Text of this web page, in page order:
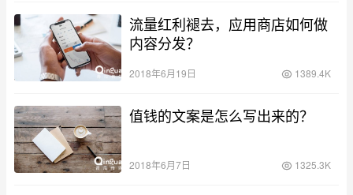
流量红利褪去，应用商店如何做
内容分发？
2018年6月19日 1389.4K
值钱的文案是怎么写出来的？
2018年6月7日 1325.3K